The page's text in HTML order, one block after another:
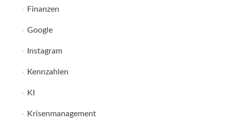
Finanzen
Google
Instagram
Kennzahlen
KI
Krisenmanagement